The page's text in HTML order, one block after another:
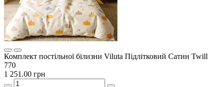
Комплект постільної білизни Viluta Підлітковий Сатин Twill
770
1 251.00 грн